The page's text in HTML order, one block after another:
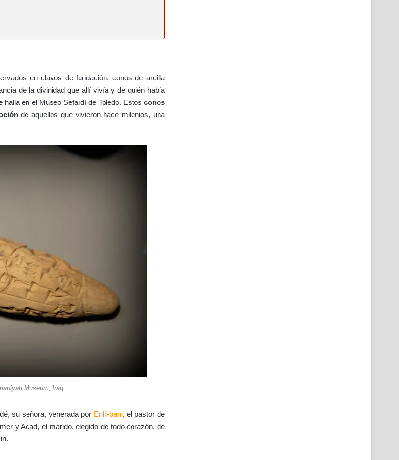
en clavos de fundación, conos de arcilla
de la divinidad que allí vivía y de quién había
en el Museo Sefardí de Toledo. Estos conos
de aquellos que vivieron hace milenios, una
Museum, Iraq
su señora, venerada por Enlil-bani, el pastor de
y Acad, el marido, elegido de todo corazón, de